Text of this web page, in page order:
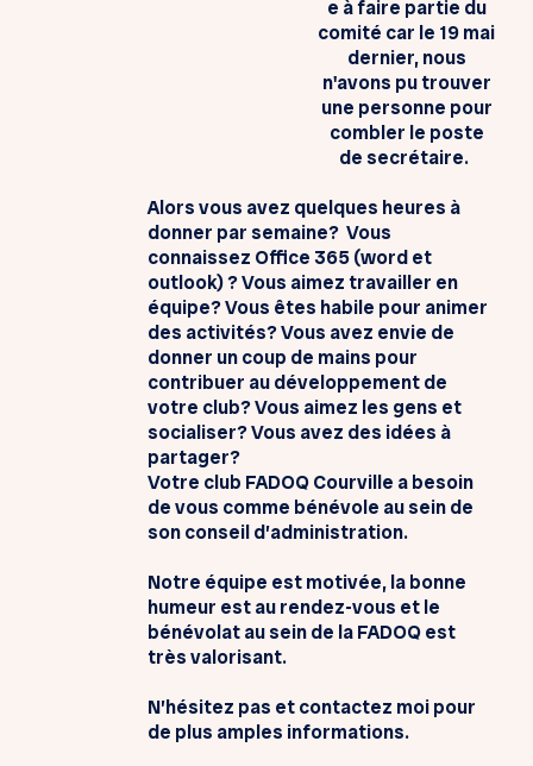
e à faire partie du
comité car le 19 mai
dernier, nous
n'avons pu trouver
une personne pour
combler le poste
de secrétaire.
Alors vous avez quelques heures à
donner par semaine? Vous
connaissez Office 365 (word et
outlook) ? Vous aimez travailler en
équipe? Vous êtes habile pour animer
des activités? Vous avez envie de
donner un coup de mains pour
contribuer au développement de
votre club? Vous aimez les gens et
socialiser? Vous avez des idées à
partager?
Votre club FADOQ Courville a besoin
de vous comme bénévole au sein de
son conseil d’administration.
Notre équipe est motivée, la bonne
humeur est au rendez-vous et le
bénévolat au sein de la FADOQ est
très valorisant.
N’hésitez pas et contactez moi pour
de plus amples informations.